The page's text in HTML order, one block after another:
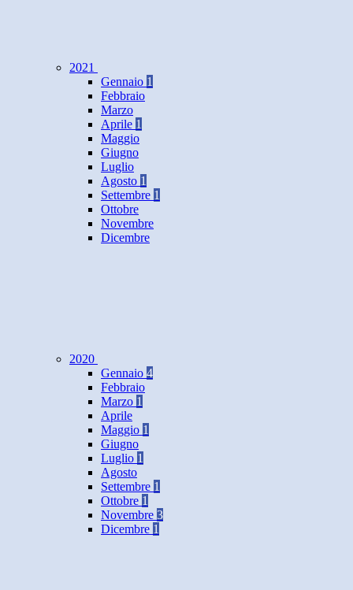
2021
Gennaio 1
Febbraio
Marzo
Aprile 1
Maggio
Giugno
Luglio
Agosto 1
Settembre 1
Ottobre
Novembre
Dicembre
2020
Gennaio 4
Febbraio
Marzo 1
Aprile
Maggio 1
Giugno
Luglio 1
Agosto
Settembre 1
Ottobre 1
Novembre 3
Dicembre 1